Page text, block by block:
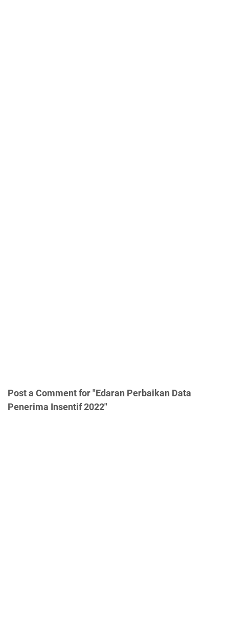
Post a Comment for "Edaran Perbaikan Data
Penerima Insentif 2022"